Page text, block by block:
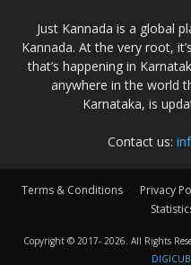
Just Kannada is a global
Kannada. At the very root,
that’s happening in
anywhere in the world
Karnataka, is
Contact us:
Terms & Conditions Privacy
Copyright © 2017- 2026. All Rights